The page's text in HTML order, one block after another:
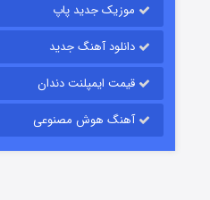
موزیک جدید پاپ
دانلود آهنگ جدید
قیمت ایمپلنت دندان
آهنگ هوش مصنوعی